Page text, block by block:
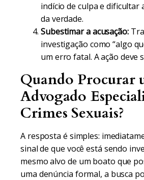
indício de culpa e dificultar
da verdade.
Subestimar a acusação:
investigação como “algo
um erro fatal. A ação deve
Quando Procurar
Advogado
Crimes Sexuais?
A resposta é simples:
sinal de que você está sendo
mesmo alvo de um boato que
uma denúncia formal, a busca